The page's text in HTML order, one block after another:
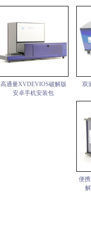
高通量XVDEVIOS破解版
安卓手机安装包
双
便